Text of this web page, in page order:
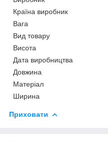
Країна виробник
Вага
Вид товару
Висота
Дата виробництва
Довжина
Матеріал
Ширина
Приховати